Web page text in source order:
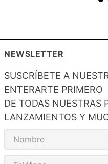
HOODIE AT
MANGAS